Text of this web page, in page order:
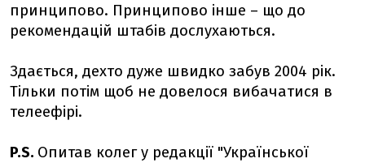
принципово. Принципово інше – що до
рекомендацій штабів дослухаються.
Здається, дехто дуже швидко забув 2004 рік.
Тільки потім щоб не довелося вибачатися в
телеефірі.
P.S. Опитав колег у редакції "Української